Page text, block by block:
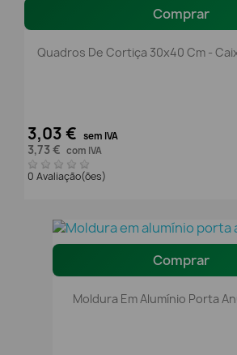
Comprar
Quadros De Cortiça 30x40 Cm -
3,03 € sem IVA
3,73 € com IVA
0 Avaliação(ões)
Comprar
Moldura Em Alumínio Porta